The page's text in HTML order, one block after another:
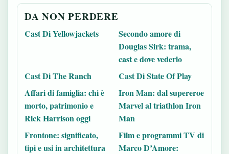
DA NON PERDERE
Cast Di Yellowjackets
Secondo amore di
Douglas Sirk: trama,
cast e dove vederlo
Cast Di The Ranch
Cast Di State Of Play
Affari di famiglia: chi è
morto, patrimonio e
Rick Harrison oggi
Iron Man: dal supereroe
Marvel al triathlon Iron
Man
Frontone: significato,
tipi e usi in architettura
Film e programmi TV di
Marco D’Amore: